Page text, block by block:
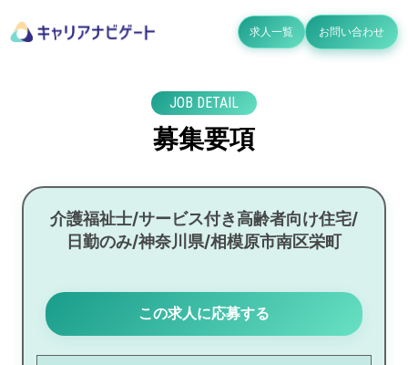
求人一覧 お問い合わせ
JOB DETAIL
募集要項
介護福祉士/サービス付き高齢者向け住宅/
日勤のみ/神奈川県/相模原市南区栄町
この求人に応募する